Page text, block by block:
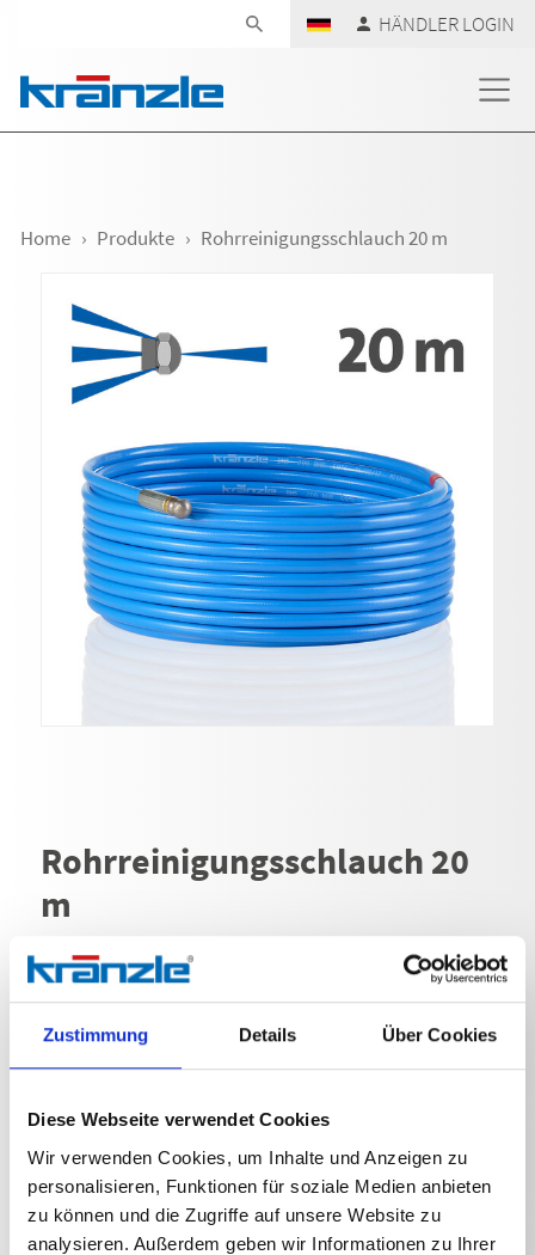
Zustimmung Details Über Cookies
Diese Webseite verwendet Cookies
Wir verwenden Cookies, um Inhalte und Anzeigen zu
personalisieren, Funktionen für soziale Medien anbieten
zu können und die Zugriffe auf unsere Website zu
analysieren. Außerdem geben wir Informationen zu Ihrer
HÄNDLER LOGIN
Home Produkte Rohrreinigungsschlauch 20 m
Rohrreinigungsschlauch 20
m
Art. Nr. 125502-F
Rohrreinigungsschlauch 20 m Stecksystem D12 mit
Frontbohrung
Technische Angaben